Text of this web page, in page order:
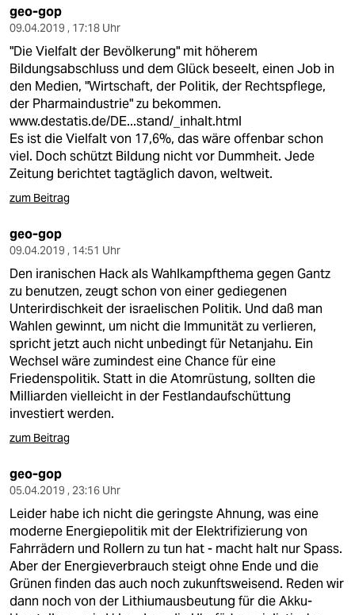
geo-gop
09.04.2019 , 17:18 Uhr
"Die Vielfalt der Bevölkerung" mit höherem
Bildungsabschluss und dem Glück beseelt, einen Job in
den Medien, "Wirtschaft, der Politik, der Rechtspflege,
der Pharmaindustrie" zu bekommen.
www.destatis.de/DE...stand/_inhalt.html
Es ist die Vielfalt von 17,6%, das wäre offenbar schon
viel. Doch schützt Bildung nicht vor Dummheit. Jede
Zeitung berichtet tagtäglich davon, weltweit.
zum Beitrag
geo-gop
09.04.2019 , 14:51 Uhr
Den iranischen Hack als Wahlkampfthema gegen Gantz
zu benutzen, zeugt schon von einer gediegenen
Unterirdischkeit der israelischen Politik. Und daß man
Wahlen gewinnt, um nicht die Immunität zu verlieren,
spricht jetzt auch nicht unbedingt für Netanjahu. Ein
Wechsel wäre zumindest eine Chance für eine
Friedenspolitik. Statt in die Atomrüstung, sollten die
Milliarden vielleicht in der Festlandaufschüttung
investiert werden.
zum Beitrag
geo-gop
05.04.2019 , 23:16 Uhr
Leider habe ich nicht die geringste Ahnung, was eine
moderne Energiepolitik mit der Elektrifizierung von
Fahrrädern und Rollern zu tun hat - macht halt nur Spass.
Aber der Energieverbrauch steigt ohne Ende und die
Grünen finden das auch noch zukunftsweisend. Reden wir
dann noch von der Lithiumausbeutung für die Akku-